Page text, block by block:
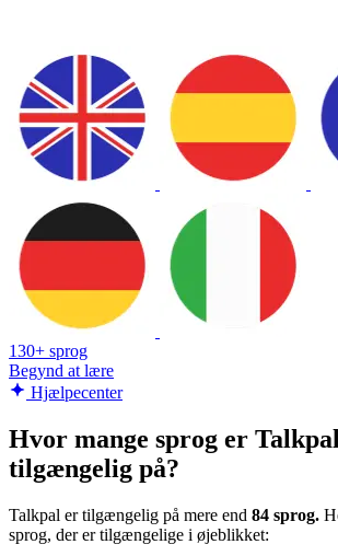
130+ sprog
Begynd at lære
Hjælpecenter
Hvor mange sprog er
tilgængelig på?
Talkpal er tilgængelig på mere end 84 sprog.
sprog, der er tilgængelige i øjeblikket: